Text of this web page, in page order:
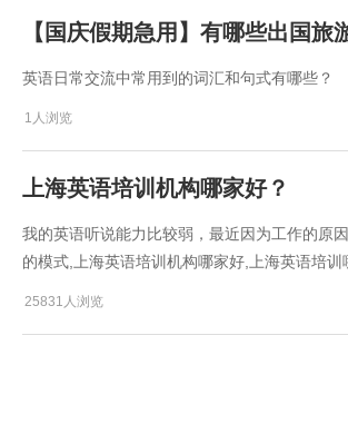
【国庆假期急用】有哪些出国
英语日常交流中常用到的词汇和句式有哪些？
1人浏览
上海英语培训机构哪家好？
我的英语听说能力比较弱，最近因为工作的原
的模式,上海英语培训机构哪家好,上海英语培
25831人浏览